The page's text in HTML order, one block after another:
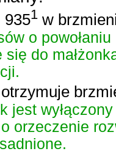
9351 w
o
się do
jest
o orzeczenie